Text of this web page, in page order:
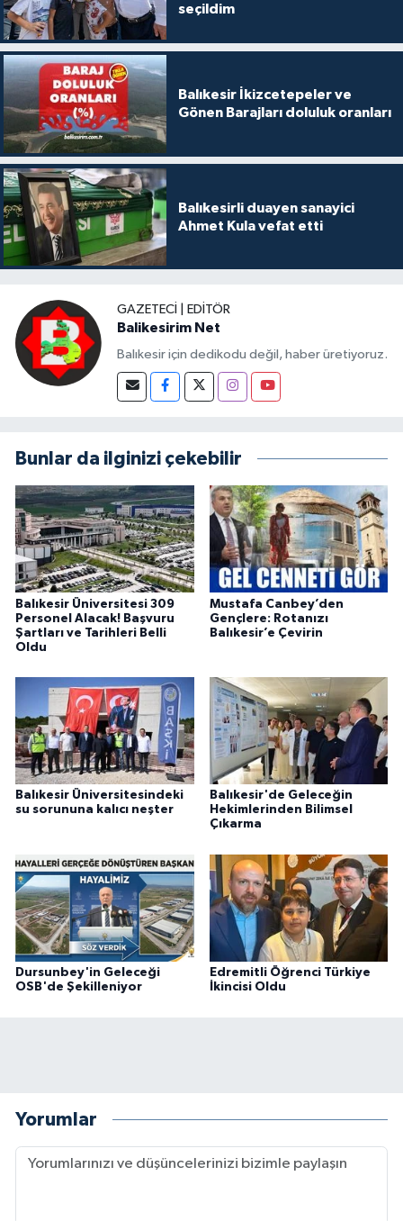
seçildim
Balıkesir İkizcetepeler ve
Gönen Barajları doluluk oranları
Balıkesirli duayen sanayici
Ahmet Kula vefat etti
GAZETECI | EDITÖR
Balikesirim Net
Balıkesir için dedikodu değil, haber üretiyoruz.
Bunlar da ilginizi çekebilir
Balıkesir Üniversitesi 309
Personel Alacak! Başvuru
Şartları ve Tarihleri Belli
Oldu
Mustafa Canbey’den
Gençlere: Rotanızı
Balıkesir’e Çevirin
Balıkesir Üniversitesindeki
su sorununa kalıcı neşter
Balıkesir'de Geleceğin
Hekimlerinden Bilimsel
Çıkarma
Dursunbey'in Geleceği
OSB'de Şekilleniyor
Edremitli Öğrenci Türkiye
İkincisi Oldu
Yorumlar